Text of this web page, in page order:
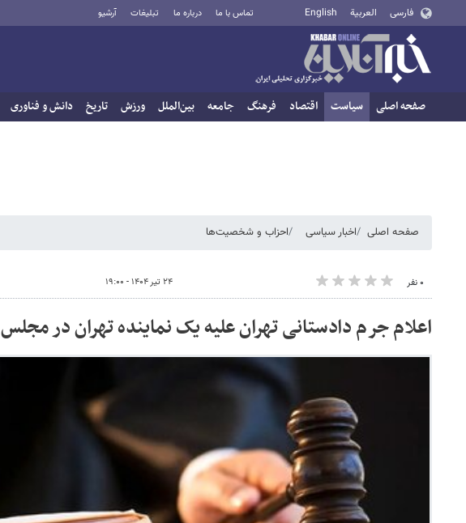
فارسی العربية English تماس با ما درباره ما تبلیغات آرشیو
صفحه اصلی سیاست اقتصاد فرهنگ جامعه بین‌الملل ورزش تاریخ دانش و فناوری
صفحه اصلی اخبار سیاسی احزاب و شخصیت‌ها
۰ نفر ۲۴ تیر ۱۴۰۴ - ۱۹:۰۰
اعلام جرم دادستانی تهران علیه یک نماینده تهران در مجلس